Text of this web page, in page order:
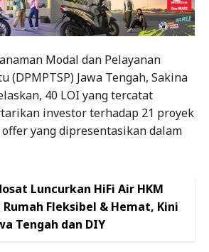
Modal dan Pelayanan
(DPMPTSP) Jawa Tengah, Sakina
40 LOI yang tercatat
investor terhadap 21 proyek
yang dipresentasikan dalam
Luncurkan HiFi Air HKM
Fleksibel & Hemat, Kini
Tengah dan DIY